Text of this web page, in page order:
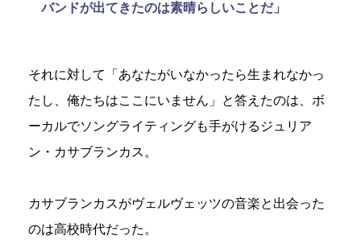
バンドが出てきたのは素晴らしいことだ」
それに対して「あなたがいなかったら生まれなかっ
たし、俺たちはここにいません」と答えたのは、ボ
ーカルでソングライティングも手がけるジュリア
ン・カサブランカス。
カサブランカスがヴェルヴェッツの音楽と出会った
のは高校時代だった。